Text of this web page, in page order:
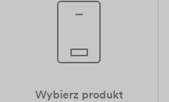
Wybierz produkt